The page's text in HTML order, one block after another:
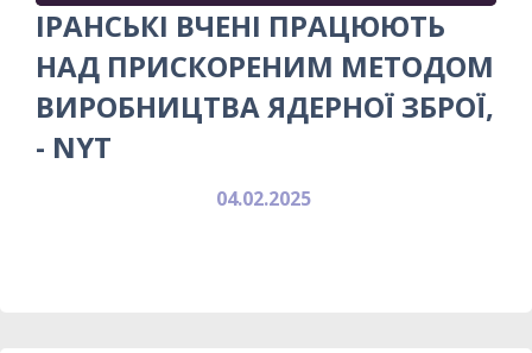
ІРАНСЬКІ ВЧЕНІ ПРАЦЮЮТЬ
НАД ПРИСКОРЕНИМ МЕТОДОМ
ВИРОБНИЦТВА ЯДЕРНОЇ ЗБРОЇ,
- NYT
04.02.2025